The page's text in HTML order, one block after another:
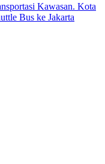
Kawasan. Kota
Bus ke Jakarta